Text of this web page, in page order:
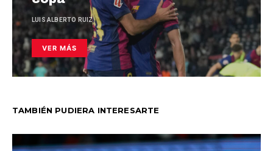
LUIS ALBERTO RUIZ
VER MÁS
TAMBIÉN PUDIERA INTERESARTE